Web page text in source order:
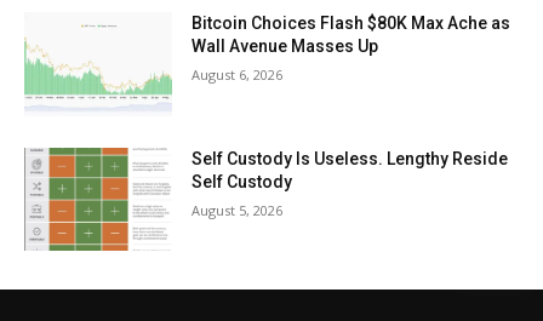
Bitcoin Choices Flash $80K Max Ache as
Wall Avenue Masses Up
August 6, 2026
Self Custody Is Useless. Lengthy Reside
Self Custody
August 5, 2026